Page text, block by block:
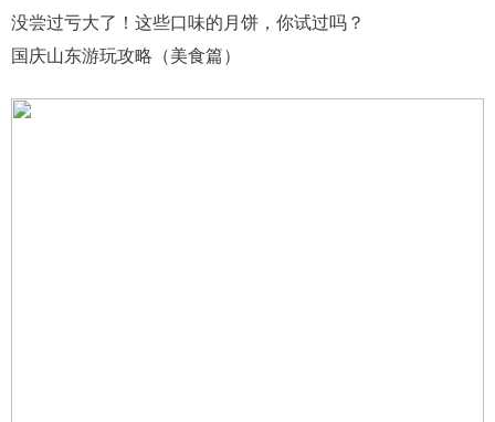
没尝过亏大了！这些口味的月饼，你试过吗？
国庆山东游玩攻略（美食篇）